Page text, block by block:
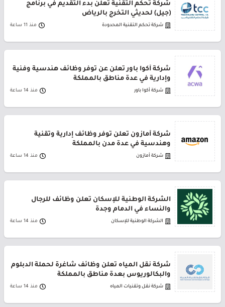
شركة تحكم التقنية تعلن بدء التقديم في برنامج
(جيل) لحديثي التخرج بالرياض
شركة تحكم التقنية المحدودة منذ 11 ساعة
شركة أكوا باور تعلن عن توفر وظائف هندسية وفنية
وإدارية في عدة مناطق بالمملكة
شركة أكوا باور منذ 14 ساعة
شركة أمازون تعلن توفر وظائف إدارية وتقنية
وهندسية في عدة مدن بالمملكة
شركة أمازون منذ 14 ساعة
الشركة الوطنية للإسكان تعلن وظائف للرجال
والنساء في الدمام وجدة
الشركة الوطنية للإسكان منذ 14 ساعة
شركة نقل المياه تعلن وظائف شاغرة لحملة الدبلوم
والبكالوريوس بعدة مناطق بالمملكة
شركة نقل وتقنيات المياه منذ 14 ساعة